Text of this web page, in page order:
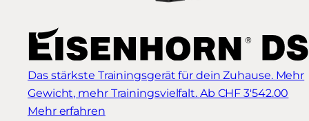
Das stärkste Trainingsgerät für dein Zuhause. Mehr
Gewicht, mehr Trainingsvielfalt. Ab CHF 3'542.00
Mehr erfahren